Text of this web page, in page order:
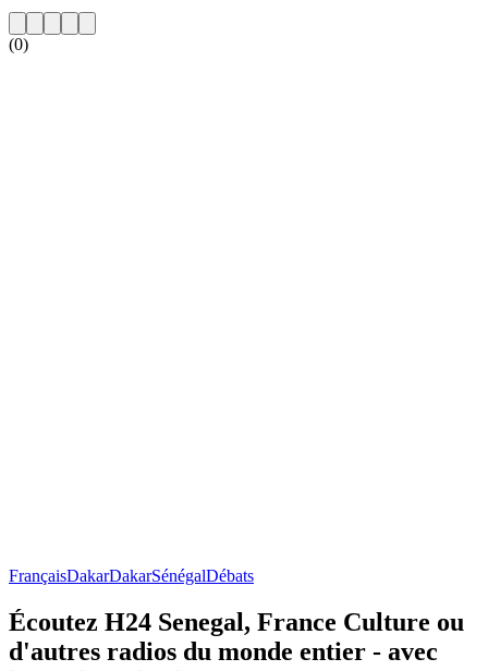
(0)
FrançaisDakarDakarSénégalDébats
Écoutez H24 Senegal, France Culture ou
d'autres radios du monde entier - avec